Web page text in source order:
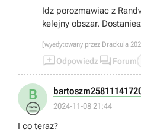
Idz porozmawiac z
kelejny obszar.
[wyedytowany przez Drackula
Odpowiedz  Forum
B
😒 2024-11-08 21:44
I co teraz?